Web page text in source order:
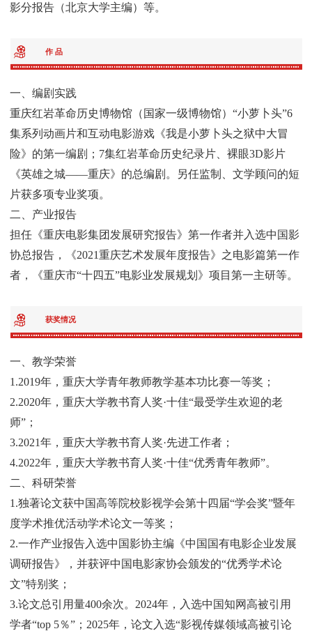
影分报告（北京大学主编）等。
作 品
一、编剧实践
重庆红岩革命历史博物馆（国家一级博物馆）“小萝卜头”6
集系列动画片和互动电影游戏《我是小萝卜头之狱中大冒
险》的第一编剧；7集红岩革命历史纪录片、裸眼3D影片
《英雄之城——重庆》的总编剧。另任监制、文学顾问的短
片获多项专业奖项。
二、产业报告
担任《重庆电影集团发展研究报告》第一作者并入选中国影
协总报告，《2021重庆艺术发展年度报告》之电影篇第一作
者，《重庆市“十四五”电影业发展规划》项目第一主研等。
获奖情况
一、教学荣誉
1.2019年，重庆大学青年教师教学基本功比赛一等奖；
2.2020年，重庆大学教书育人奖·十佳“最受学生欢迎的老
师”；
3.2021年，重庆大学教书育人奖·先进工作者；
4.2022年，重庆大学教书育人奖·十佳“优秀青年教师”。
二、科研荣誉
1.独著论文获中国高等院校影视学会第十四届“学会奖”暨年
度学术推优活动学术论文一等奖；
2.一作产业报告入选中国影协主编《中国国有电影企业发展
调研报告》，并获评中国电影家协会颁发的“优秀学术论
文”特别奖；
3.论文总引用量400余次。2024年，入选中国知网高被引用
学者“top 5％”；2025年，论文入选“影视传媒领域高被引论